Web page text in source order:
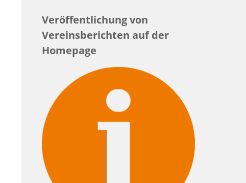
Veröffentlichung von
Vereinsberichten auf der
Homepage